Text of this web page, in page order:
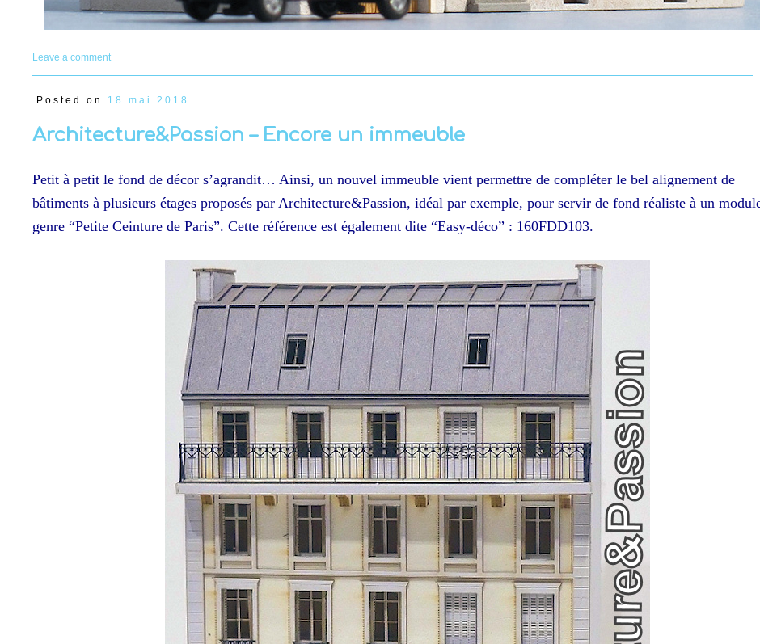
Leave a comment
Posted on 18 mai 2018
Architecture&Passion – Encore un immeuble
Petit à petit le fond de décor s’agrandit… Ainsi, un nouvel immeuble vient permettre de compléter le bel alignement de
bâtiments à plusieurs étages proposés par Architecture&Passion, idéal par exemple, pour servir de fond réaliste à un
genre “Petite Ceinture de Paris”. Cette référence est également dite “Easy-déco” : 160FDD103.